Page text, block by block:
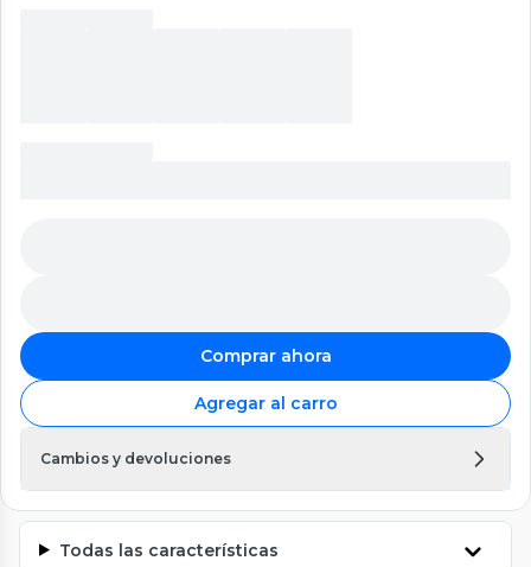
Comprar ahora
Agregar al carro
Cambios y devoluciones
Todas las características